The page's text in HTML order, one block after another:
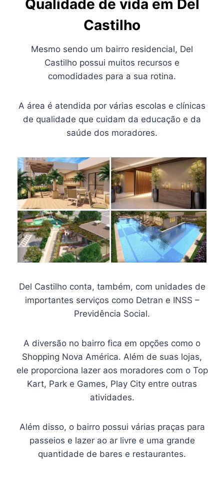
Qualidade de vida em Del
Castilho
Mesmo sendo um bairro residencial, Del
Castilho possui muitos recursos e
comodidades para a sua rotina.
A área é atendida por várias escolas e clínicas
de qualidade que cuidam da educação e da
saúde dos moradores.
Del Castilho conta, também, com unidades de
importantes serviços como Detran e INSS –
Previdência Social.
A diversão no bairro fica em opções como o
Shopping Nova América. Além de suas lojas,
ele proporciona lazer aos moradores com o Top
Kart, Park e Games, Play City entre outras
atividades.
Além disso, o bairro possui várias praças para
passeios e lazer ao ar livre e uma grande
quantidade de bares e restaurantes.